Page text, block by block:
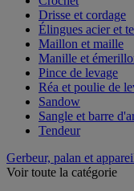
Drisse et cordage
Élingues acier et
Maillon et maille
Manille et
Pince de levage
Réa et poulie de
Sandow
Sangle et barre
Tendeur
Gerbeur, palan et
Voir toute la catégorie